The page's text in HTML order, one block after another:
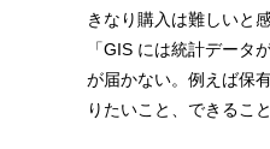
きなり購入は難しいと
「GIS には統計デー
が届かない。例えば保
りたいこと、できるこ